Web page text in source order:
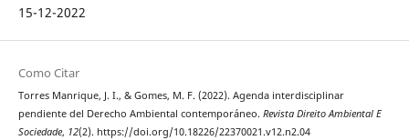
15-12-2022
Como Citar
Torres Manrique, J. I., & Gomes, M. F. (2022). Agenda interdisciplinar
pendiente del Derecho Ambiental contemporáneo. Revista Direito Ambiental E
Sociedade, 12(2). https://doi.org/10.18226/22370021.v12.n2.04